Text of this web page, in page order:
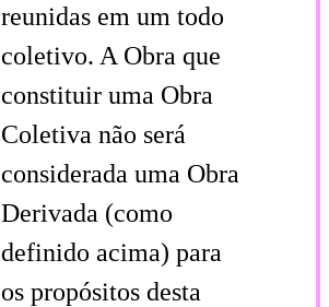
reunidas em um todo
coletivo. A Obra que
constituir uma Obra
Coletiva não será
considerada uma Obra
Derivada (como
definido acima) para
os propósitos desta